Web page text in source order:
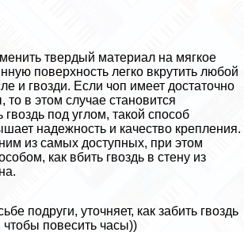
твердый материал на мягкое
поверхность легко вкрутить любой
и гвозди. Если чоп имеет достаточно
в этом случае становится
под углом, такой способ
надежность и качество крепления.
из самых доступных, при этом
как вбить гвоздь в стену из
подруги, уточняет, как забить гвоздь
чтобы повесить часы))